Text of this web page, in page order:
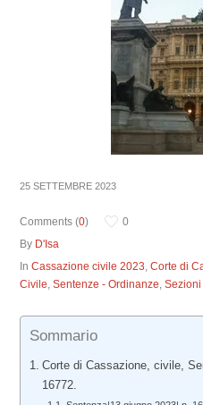
25 SETTEMBRE 2023
Comments (0)
0
By D'Isa
InCassazione civile 2023,Corte di
Civile,Sentenze - Ordinanze,
Sommario
Corte di Cassazione, civile,
16772.